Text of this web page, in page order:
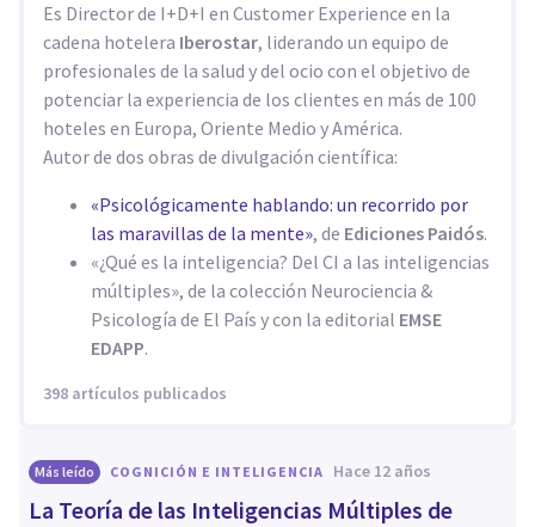
Es Director de I+D+I en Customer Experience en la
cadena hotelera Iberostar, liderando un equipo de
profesionales de la salud y del ocio con el objetivo de
potenciar la experiencia de los clientes en más de 100
hoteles en Europa, Oriente Medio y América.
Autor de dos obras de divulgación científica:
«Psicológicamente hablando: un recorrido por
las maravillas de la mente», de Ediciones Paidós.
«¿Qué es la inteligencia? Del CI a las inteligencias
múltiples», de la colección Neurociencia &
Psicología de El País y con la editorial EMSE
EDAPP.
398 artículos publicados
Más leído COGNICIÓN E INTELIGENCIA hace 12 años
La Teoría de las Inteligencias Múltiples de